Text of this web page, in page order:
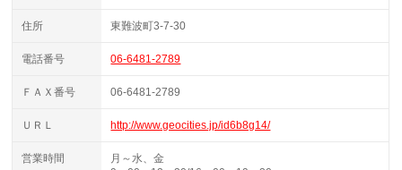
住所 東難波町3-7-30
電話番号 06-6481-2789
ＦＡＸ番号 06-6481-2789
ＵＲＬ http://www.geocities.jp/id6b8g14/
営業時間
月～水、金